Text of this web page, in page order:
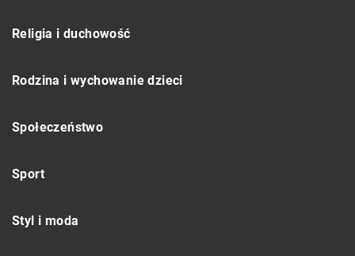
Religia i duchowość
Rodzina i wychowanie dzieci
Społeczeństwo
Sport
Styl i moda